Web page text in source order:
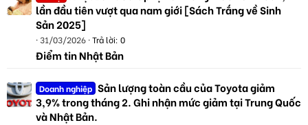
lần đầu tiên vượt qua nam giới [Sách Trắng về Sinh
Sản 2025]
31/03/2026 Trả lời: 0
Điểm tin Nhật Bản
Doanh nghiệp Sản lượng toàn cầu của Toyota giảm
3,9% trong tháng 2. Ghi nhận mức giảm tại Trung Quốc
và Nhật Bản.